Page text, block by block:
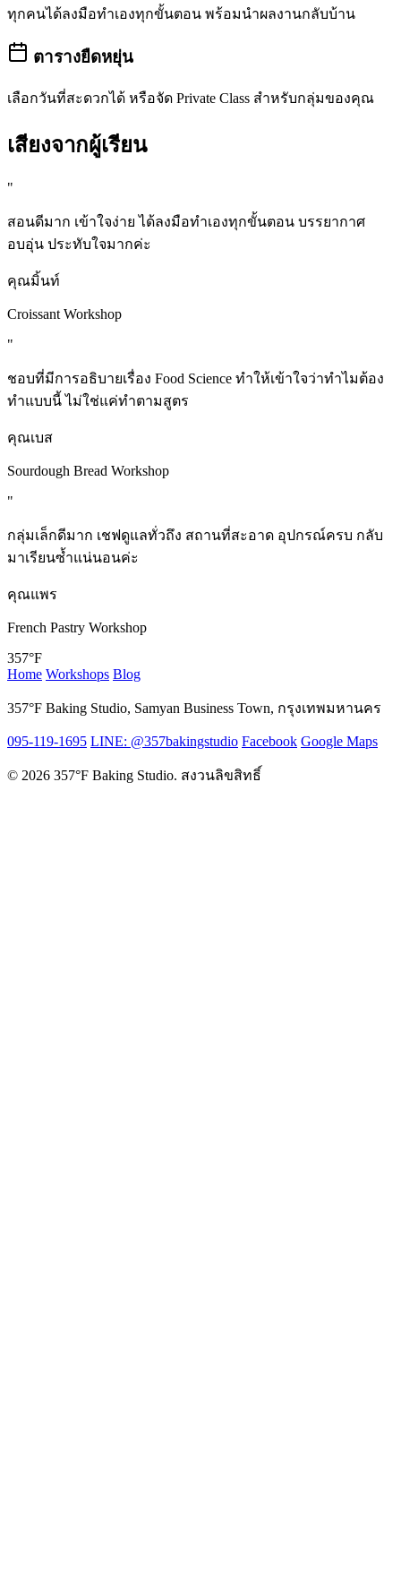
ทุกคนได้ลงมือทำเองทุกขั้นตอน พร้อมนำผลงานกลับบ้าน
ตารางยืดหยุ่น
เลือกวันที่สะดวกได้ หรือจัด Private Class สำหรับกลุ่มของคุณ
เสียงจากผู้เรียน
"
สอนดีมาก เข้าใจง่าย ได้ลงมือทำเองทุกขั้นตอน บรรยากาศ
อบอุ่น ประทับใจมากค่ะ
คุณมิ้นท์
Croissant Workshop
"
ชอบที่มีการอธิบายเรื่อง Food Science ทำให้เข้าใจว่าทำไมต้อง
ทำแบบนี้ ไม่ใช่แค่ทำตามสูตร
คุณเบส
Sourdough Bread Workshop
"
กลุ่มเล็กดีมาก เชฟดูแลทั่วถึง สถานที่สะอาด อุปกรณ์ครบ กลับ
มาเรียนซ้ำแน่นอนค่ะ
คุณแพร
French Pastry Workshop
357°F
Home Workshops Blog
357°F Baking Studio, Samyan Business Town, กรุงเทพมหานคร
095-119-1695 LINE: @357bakingstudio Facebook Google Maps
© 2026 357°F Baking Studio. สงวนลิขสิทธิ์